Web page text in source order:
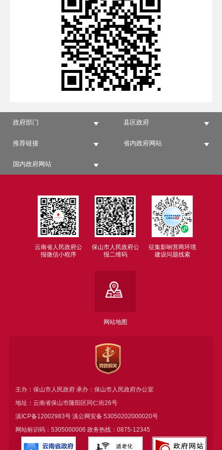
政府部门 县区政府
推荐链接 省内政府网站
国内政府网站
云南省人民政府公
报微信小程序
保山市人民政府公
报二维码
征集影响营商环境
建设问题线索
网站地图
主办：保山市人民政府 承办：保山市人民政府办公室
地址：云南省保山市隆阳区同仁街26号
滇ICP备12002983号滇公网安备 53050202000020号
网站标识码：5305000006 政务热线：0875-12345